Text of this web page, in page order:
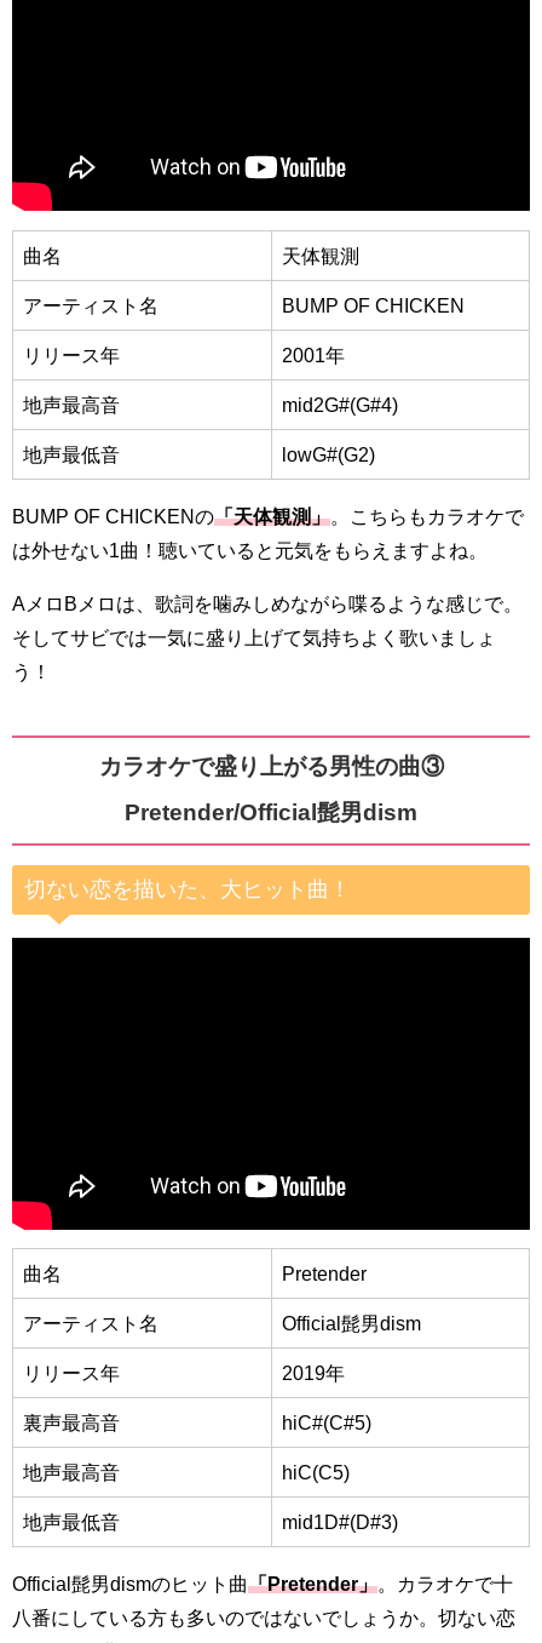
曲名 天体観測
アーティスト名 BUMP OF CHICKEN
リリース年 2001年
地声最高音 mid2G#(G#4)
地声最低音 lowG#(G2)
BUMP OF CHICKENの「天体観測」 。こちらもカラオケで
は外せない1曲！聴いていると元気をもらえますよね。
AメロBメロは、歌詞を噛みしめながら喋るような感じで。
そしてサビでは一気に盛り上げて気持ちよく歌いましょ
う！
カラオケで盛り上がる男性の曲③
Pretender/Official髭男dism
切ない恋を描いた、大ヒット曲！
曲名 Pretender
アーティスト名 Official髭男dism
リリース年 2019年
裏声最高音 hiC#(C#5)
地声最高音 hiC(C5)
地声最低音 mid1D#(D#3)
Official髭男dismのヒット曲「Pretender」。カラオケで十
八番にしている方も多いのではないでしょうか。切ない恋